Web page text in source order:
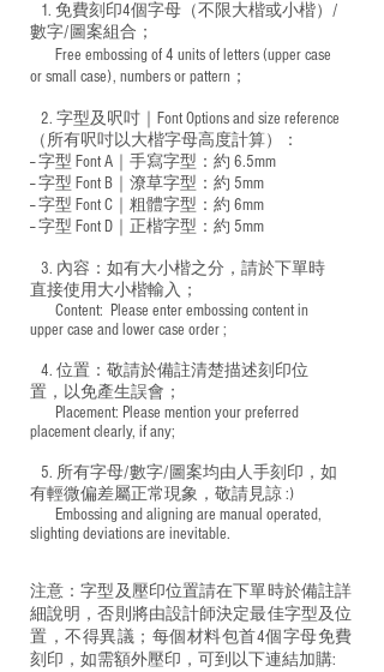
1. 免費刻印4個字母（不限大楷或小楷）/
數字/圖案組合；
Free embossing of 4 units of letters (upper case
or small case), numbers or pattern；
2. 字型及呎吋｜ Font Options and size reference
（所有呎吋以大楷字母高度計算）：
-- 字型 Font A｜手寫字型：約 6.5mm
-- 字型 Font B｜潦草字型： 約 5mm
-- 字型 Font C｜粗體字型：約 6mm
-- 字型 Font D｜正楷字型： 約 5mm
3. 內容：如有大小楷之分，請於下單時
直接使用大小楷輸入；
​ Content: Please enter embossing content in
upper case and lower case order ;
4. 位置：敬請於備註清楚描述刻印位
置，以免產生誤會；
​ Placement: Please mention your preferred
placement clearly, if any;
5. 所有字母/數字/圖案均由人手刻印，如
有輕微偏差屬正常現象，敬請見諒 :)
​ Embossing and aligning are manual operated,
slighting deviations are inevitable.
注意：字型及壓印位置請在下單時於備註詳
細說明，否則將由設計師決定最佳字型及位
置，不得異議；每個材料包首4個字母免費
刻印，如需額外壓印，可到以下連結加購: